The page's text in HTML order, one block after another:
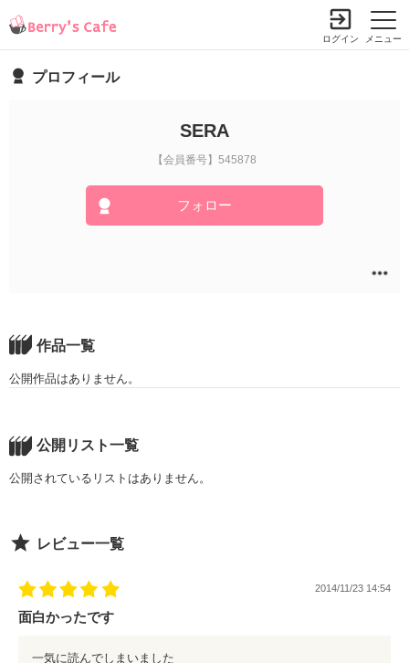
メニュー
ログイン
プロフィール
SERA
【会員番号】545878
フォロー
作品一覧
公開作品はありません。
公開リスト一覧
公開されているリストはありません。
レビュー一覧
2014/11/23 14:54
面白かったです
一気に読んでしまいました